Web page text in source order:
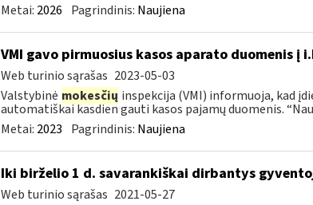
Metai: 2026 Pagrindinis: Naujiena
VMI gavo pirmuosius kasos aparato duomenis į
Web turinio sąrašas 2023-05-03
Valstybinė mokesčių inspekcija (VMI) informuoja, kad
automatiškai kasdien gauti kasos pajamų duomenis.
Metai: 2023 Pagrindinis: Naujiena
Iki birželio 1 d. savarankiškai dirbantys
Web turinio sąrašas 2021-05-27